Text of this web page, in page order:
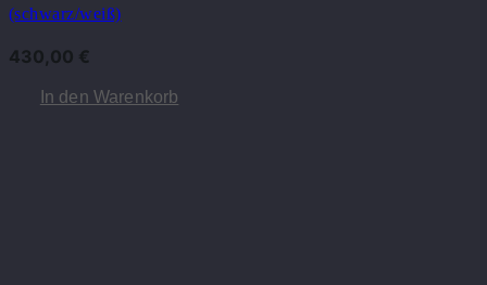
(schwarz/weiß)
430,00 €
In den Warenkorb